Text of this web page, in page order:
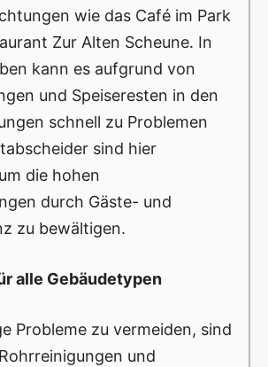
wie das Café im Park
Zur Alten Scheune. In
kann es aufgrund von
und Speiseresten in den
schnell zu Problemen
sind hier
die hohen
durch Gäste- und
zu bewältigen.
alle Gebäudetypen
Probleme zu vermeiden, sind
und